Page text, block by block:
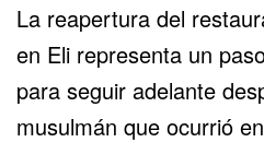
La reapertura del
en Eli representa un
para seguir adelante
musulmán que ocurrió